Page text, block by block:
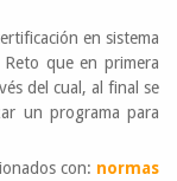
en sistema
que en primera
del cual, al final se
un programa para
con: normas